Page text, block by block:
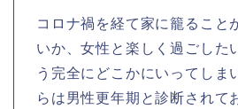
コロナ禍を経て家に籠ること
いか、女性と楽しく過ごした
う完全にどこかにいってしま
らは男性更年期と診断されて